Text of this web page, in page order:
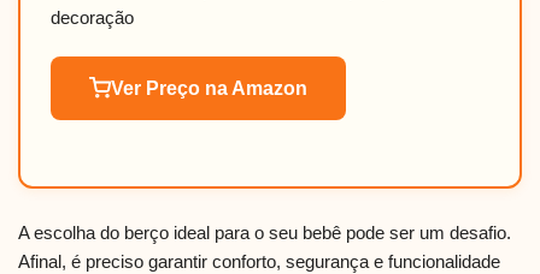
decoração
Ver Preço na Amazon
A escolha do berço ideal para o seu bebê pode ser um desafio.
Afinal, é preciso garantir conforto, segurança e funcionalidade